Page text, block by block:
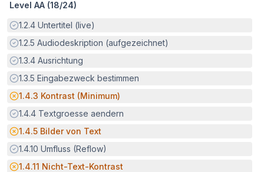
Level AA (18/24)
Erfüllt:
1.2.4 Untertitel (live)
Erfüllt:
1.2.5 Audiodeskription (aufgezeichnet)
Erfüllt:
1.3.4 Ausrichtung
Erfüllt:
1.3.5 Eingabezweck bestimmen
Potenzielle Barriere:
1.4.3 Kontrast (Minimum)
Erfüllt:
1.4.4 Textgroesse aendern
Potenzielle Barriere:
1.4.5 Bilder von Text
Erfüllt:
1.4.10 Umfluss (Reflow)
Potenzielle Barriere:
1.4.11 Nicht-Text-Kontrast